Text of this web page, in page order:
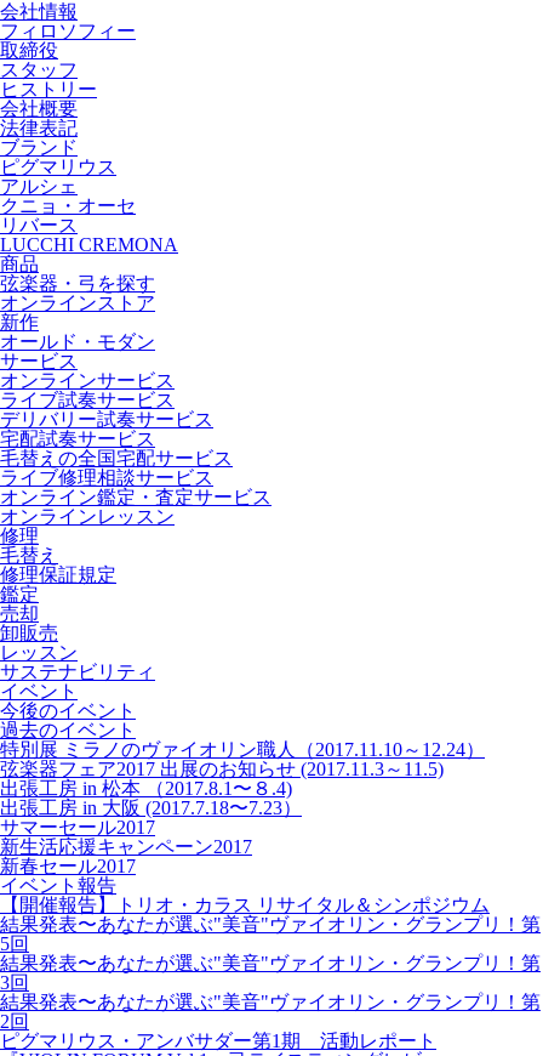
会社情報
フィロソフィー
取締役
スタッフ
ヒストリー
会社概要
法律表記
ブランド
ピグマリウス
アルシェ
クニョ・オーセ
リバース
LUCCHI CREMONA
商品
弦楽器・弓を探す
オンラインストア
新作
オールド・モダン
サービス
オンラインサービス
ライブ試奏サービス
デリバリー試奏サービス
宅配試奏サービス
毛替えの全国宅配サービス
ライブ修理相談サービス
オンライン鑑定・査定サービス
オンラインレッスン
修理
毛替え
修理保証規定
鑑定
売却
卸販売
レッスン
サステナビリティ
イベント
今後のイベント
過去のイベント
特別展 ミラノのヴァイオリン職人（2017.11.10～12.24）
弦楽器フェア2017 出展のお知らせ (2017.11.3～11.5)
出張工房 in 松本 （2017.8.1〜８.4)
出張工房 in 大阪 (2017.7.18〜7.23）
サマーセール2017
新生活応援キャンペーン2017
新春セール2017
イベント報告
【開催報告】トリオ・カラス リサイタル＆シンポジウム
結果発表〜あなたが選ぶ"美音"ヴァイオリン・グランプリ！第
5回
結果発表〜あなたが選ぶ"美音"ヴァイオリン・グランプリ！第
3回
結果発表〜あなたが選ぶ"美音"ヴァイオリン・グランプリ！第
2回
ピグマリウス・アンバサダー第1期 活動レポート